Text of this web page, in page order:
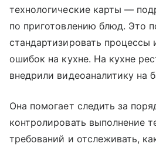
технологические карты —
по приготовлению блюд. Это
стандартизировать процессы
ошибок на кухне. На кухне
внедрили видеоаналитику на
Она помогает следить за
контролировать выполнение
требований и отслеживать,